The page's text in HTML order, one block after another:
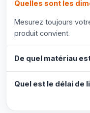
Quelles sont les
Mesurez toujours
produit convient.
De quel matériau
Quel est le délai de